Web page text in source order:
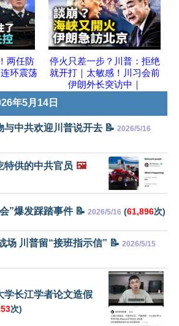
两任防
环震荡
停火只差一步？川普：拒绝
就开打｜太敏感！川习会前
伊朗外长突访中｜
年5月14日
与中共欢迎川普说开去 📝 2026/5/16
特供的中共官员 🖼️
”爆发踩踏事件 📝 2026/5/16 (61,896次)
场 川普留“接班指示信” 📝 2026/5/15
学长江学者论文造假
次)